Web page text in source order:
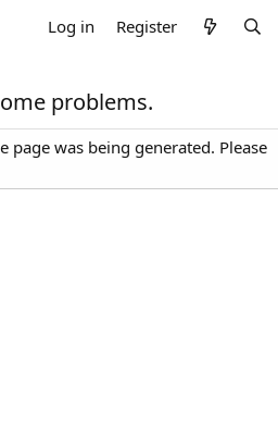
Log in Register
problems.
page was being generated. Please